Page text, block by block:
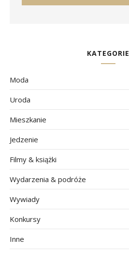
KATEGORIE
Moda
Uroda
Mieszkanie
Jedzenie
Filmy & książki
Wydarzenia & podróże
Wywiady
Konkursy
Inne